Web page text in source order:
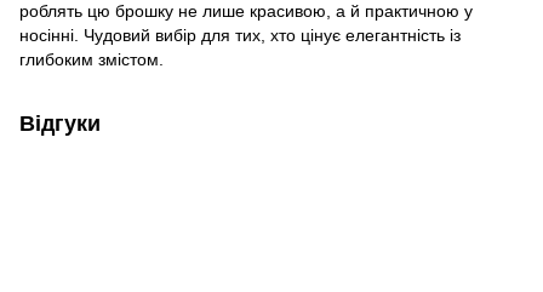
роблять цю брошку не лише красивою, а й практичною у
носінні. Чудовий вибір для тих, хто цінує елегантність із
глибоким змістом.
Відгуки